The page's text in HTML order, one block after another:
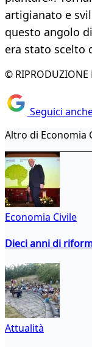
artigianato e
questo angolo
era stato scelto
© RIPRODUZIONE
Seguici
Altro di Economia
Economia Civile
Dieci anni di
Attualità